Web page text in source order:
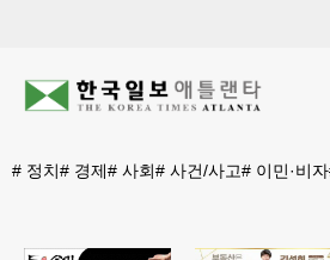
# 정치# 경제# 사회# 사건/사고# 이민·비자